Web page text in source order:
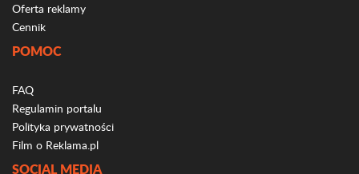
Oferta reklamy
Cennik
POMOC
FAQ
Regulamin portalu
Polityka prywatności
Film o Reklama.pl
SOCIAL MEDIA